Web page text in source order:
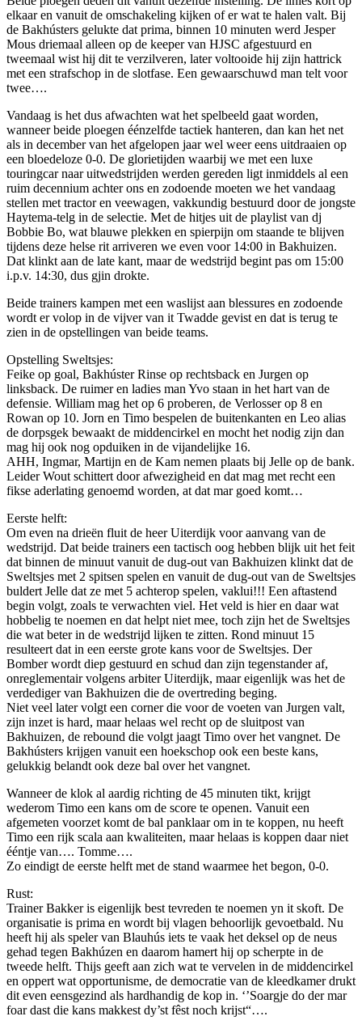
elkaar en vanuit de omschakeling kijken of er wat te halen valt. Bij
de Bakhústers gelukte dat prima, binnen 10 minuten werd Jesper
Mous driemaal alleen op de keeper van HJSC afgestuurd en
tweemaal wist hij dit te verzilveren, later voltooide hij zijn hattrick
met een strafschop in de slotfase. Een gewaarschuwd man telt voor
twee….
Vandaag is het dus afwachten wat het spelbeeld gaat worden,
wanneer beide ploegen éénzelfde tactiek hanteren, dan kan het net
als in december van het afgelopen jaar wel weer eens uitdraaien op
een bloedeloze 0-0. De glorietijden waarbij we met een luxe
touringcar naar uitwedstrijden werden gereden ligt inmiddels al een
ruim decennium achter ons en zodoende moeten we het vandaag
stellen met tractor en veewagen, vakkundig bestuurd door de jongste
Haytema-telg in de selectie. Met de hitjes uit de playlist van dj
Bobbie Bo, wat blauwe plekken en spierpijn om staande te blijven
tijdens deze helse rit arriveren we even voor 14:00 in Bakhuizen.
Dat klinkt aan de late kant, maar de wedstrijd begint pas om 15:00
i.p.v. 14:30, dus gjin drokte.
Beide trainers kampen met een waslijst aan blessures en zodoende
wordt er volop in de vijver van it Twadde gevist en dat is terug te
zien in de opstellingen van beide teams.
Opstelling Sweltsjes:
Feike op goal, Bakhúster Rinse op rechtsback en Jurgen op
linksback. De ruimer en ladies man Yvo staan in het hart van de
defensie. William mag het op 6 proberen, de Verlosser op 8 en
Rowan op 10. Jorn en Timo bespelen de buitenkanten en Leo alias
de dorpsgek bewaakt de middencirkel en mocht het nodig zijn dan
mag hij ook nog opduiken in de vijandelijke 16.
AHH, Ingmar, Martijn en de Kam nemen plaats bij Jelle op de bank.
Leider Wout schittert door afwezigheid en dat mag met recht een
fikse aderlating genoemd worden, at dat mar goed komt…
Eerste helft:
Om even na drieën fluit de heer Uiterdijk voor aanvang van de
wedstrijd. Dat beide trainers een tactisch oog hebben blijk uit het feit
dat binnen de minuut vanuit de dug-out van Bakhuizen klinkt dat de
Sweltsjes met 2 spitsen spelen en vanuit de dug-out van de Sweltsjes
buldert Jelle dat ze met 5 achterop spelen, vaklui!!! Een aftastend
begin volgt, zoals te verwachten viel. Het veld is hier en daar wat
hobbelig te noemen en dat helpt niet mee, toch zijn het de Sweltsjes
die wat beter in de wedstrijd lijken te zitten. Rond minuut 15
resulteert dat in een eerste grote kans voor de Sweltsjes. Der
Bomber wordt diep gestuurd en schud dan zijn tegenstander af,
onreglementair volgens arbiter Uiterdijk, maar eigenlijk was het de
verdediger van Bakhuizen die de overtreding beging.
Niet veel later volgt een corner die voor de voeten van Jurgen valt,
zijn inzet is hard, maar helaas wel recht op de sluitpost van
Bakhuizen, de rebound die volgt jaagt Timo over het vangnet. De
Bakhústers krijgen vanuit een hoekschop ook een beste kans,
gelukkig belandt ook deze bal over het vangnet.
Wanneer de klok al aardig richting de 45 minuten tikt, krijgt
wederom Timo een kans om de score te openen. Vanuit een
afgemeten voorzet komt de bal panklaar om in te koppen, nu heeft
Timo een rijk scala aan kwaliteiten, maar helaas is koppen daar niet
ééntje van…. Tomme….
Zo eindigt de eerste helft met de stand waarmee het begon, 0-0.
Rust:
Trainer Bakker is eigenlijk best tevreden te noemen yn it skoft. De
organisatie is prima en wordt bij vlagen behoorlijk gevoetbald. Nu
heeft hij als speler van Blauhús iets te vaak het deksel op de neus
gehad tegen Bakhúzen en daarom hamert hij op scherpte in de
tweede helft. Thijs geeft aan zich wat te vervelen in de middencirkel
en oppert wat opportunisme, de democratie van de kleedkamer drukt
dit even eensgezind als hardhandig de kop in. ‘’Soargje do der mar
foar dast die kans makkest dy’st fêst noch krijst“….